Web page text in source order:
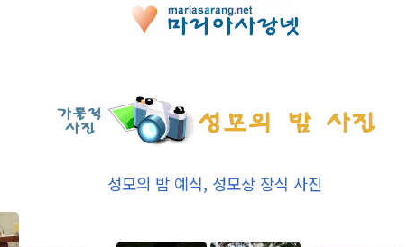
성모의 밤 예식, 성모상 장식 사진